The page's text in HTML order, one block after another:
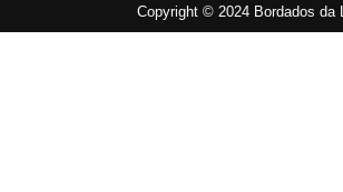
Copyright © 2024 Bordados da